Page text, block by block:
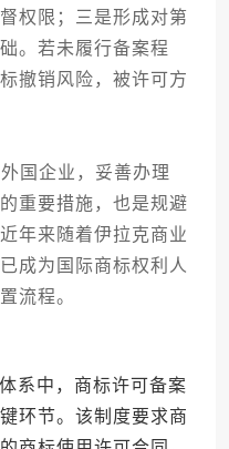
权限；三是形成对第
。若未履行备案程
撤销风险，被许可方
企业，妥善办理
重要措施，也是规避
年来随着伊拉克商业
成为国际商标权利人
流程。
中，商标许可备案
环节。该制度要求商